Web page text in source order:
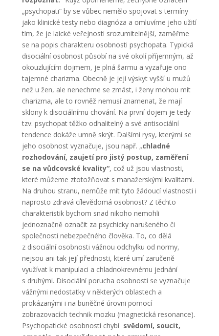
„psychopati“ by se vůbec nemělo spojovat s termíny
jako klinické testy nebo diagnóza a omluvíme jeho užití
tím, že je laické veřejnosti srozumitelnější, zaměřme
se na popis charakteru osobnosti psychopata. Typická
disociální osobnost působí na své okolí příjemným, až
okouzlujícím dojmem, je plná šarmu a vyzařuje ono
tajemné charizma. Obecně je její výskyt vyšší u mužů
než u žen, ale nenechme se zmást, i ženy mohou mít
charizma, ale to rovněž nemusí znamenat, že mají
sklony k disociálnímu chování. Na první dojem je tedy
tzv. psychopat těžko odhalitelný a své antisociální
tendence dokáže umně skrýt. Dalšími rysy, kterými se
jeho osobnost vyznačuje, jsou např. „chladné
rozhodování, zaujetí pro jistý postup, zaměření
se na vůdcovské kvality“, což už jsou vlastnosti,
které můžeme ztotožňovat s manažerskými kvalitami.
Na druhou stranu, nemůže mít tyto žádoucí vlastnosti i
naprosto zdravá cílevědomá osobnost? Z těchto
charakteristik bychom snad nikoho nemohli
jednoznačně označit za psychicky narušeného či
společnosti nebezpečného člověka. To, co dělá
z disociální osobnosti vážnou odchylku od normy,
nejsou ani tak její přednosti, které umí zaručeně
využívat k manipulaci a chladnokrevnému jednání
s druhými. Disociální porucha osobnosti se vyznačuje
vážnými nedostatky v některých oblastech a
prokázanými i na buněčné úrovni pomocí
zobrazovacích technik mozku (magnetická resonance).
Psychopatické osobnosti chybí svědomí, soucit,